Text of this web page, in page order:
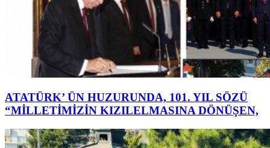
ATATÜRK’ ÜN HUZURUNDA, 101. YIL SÖZÜ
“MİLLETİMİZİN KIZILELMASINA DÖNÜŞEN,